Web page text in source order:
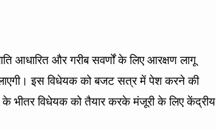
आधारित और गरीब सवर्णों के लिए आरक्षण लागू
इस विधेयक को बजट सत्र में पेश करने की
भीतर विधेयक को तैयार करके मंजूरी के लिए केंद्रीय